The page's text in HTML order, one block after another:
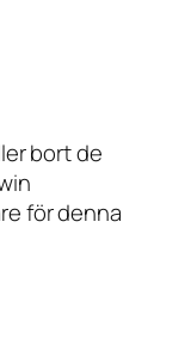
bort de
för denna